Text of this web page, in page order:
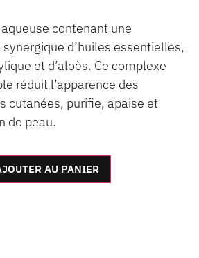
contenant une
d’huiles essentielles,
et d’aloès. Ce complexe
réduit l’apparence des
cutanées, purifie, apaise et
de peau.
AU PANIER